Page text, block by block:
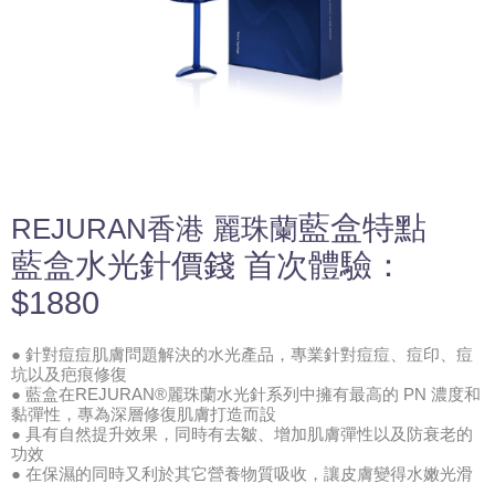
REJURAN香港 麗珠蘭藍盒特點
藍盒水光針價錢 首次體驗：
$1880
● 針對痘痘肌膚問題解決的水光產品，專業針對痘痘、痘印、痘
坑以及疤痕修復
● 藍盒在REJURAN®麗珠蘭水光針系列中擁有最高的 PN 濃度和
黏彈性，專為深層修復肌膚打造而設
● 具有自然提升效果，同時有去皺、增加肌膚彈性以及防衰老的
功效
● 在保濕的同時又利於其它營養物質吸收，讓皮膚變得水嫩光滑